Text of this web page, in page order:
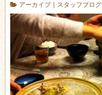
アーカイブ| スタッフブログ